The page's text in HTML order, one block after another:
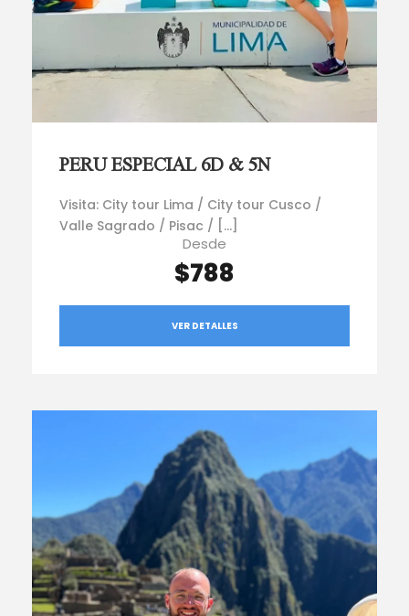
PERU ESPECIAL 6D & 5N
Visita: City tour Lima / City tour Cusco /
Valle Sagrado / Pisac / […]
Desde
$788
VER DETALLES